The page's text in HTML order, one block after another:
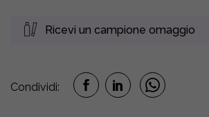
antiage
SPF
Ricevi un campione omaggio
Condividi: